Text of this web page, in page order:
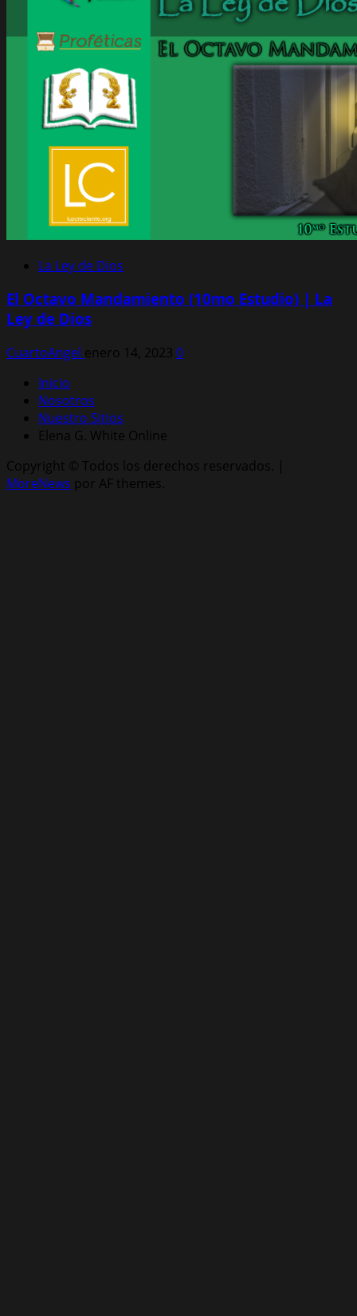
La Ley de Dios
El Octavo Mandamiento (10mo Estudio) | La
Ley de Dios
CuartoAngel enero 14, 2023 0
Inicio
Nosotros
Nuestro Sitios
Elena G. White Online
Copyright © Todos los derechos reservados. |
MoreNews por AF themes.